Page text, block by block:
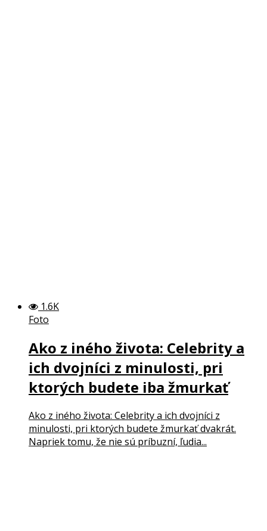
1.6K
Foto
Ako z iného života: Celebrity a
ich dvojníci z minulosti, pri
ktorých budete iba žmurkať
Ako z iného života: Celebrity a ich dvojníci z
minulosti, pri ktorých budete žmurkať dvakrát.
Napriek tomu, že nie sú príbuzní, ľudia...